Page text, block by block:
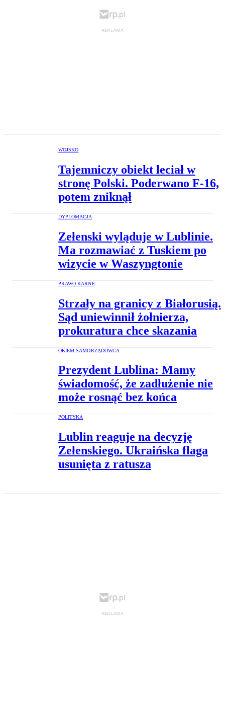
WOJSKO
Tajemniczy obiekt leciał w
stronę Polski. Poderwano F-16,
potem zniknął
DYPLOMACJA
Zełenski wyląduje w Lublinie.
Ma rozmawiać z Tuskiem po
wizycie w Waszyngtonie
PRAWO KARNE
Strzały na granicy z Białorusią.
Sąd uniewinnił żołnierza,
prokuratura chce skazania
OKIEM SAMORZĄDOWCA
Prezydent Lublina: Mamy
świadomość, że zadłużenie nie
może rosnąć bez końca
POLITYKA
Lublin reaguje na decyzję
Zełenskiego. Ukraińska flaga
usunięta z ratusza